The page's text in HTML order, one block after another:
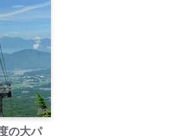
PR
の大パ